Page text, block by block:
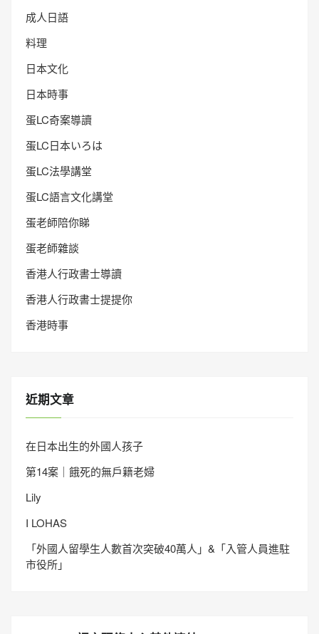
成人日語
料理
日本文化
日本時事
蛋LC奇案導讀
蛋LC日本いろは
蛋LC法學講堂
蛋LC語言文化講堂
蛋老師陪你睇
蛋老師雜談
香港人行政書士導讀
香港人行政書士提提你
香港時事
近期文章
在日本出生的外國人孩子
第14案｜餓死的無戶籍老婦
Lily
I LOHAS
「外國人留學生人數首次突破40萬人」&「入管人員進駐
市役所」